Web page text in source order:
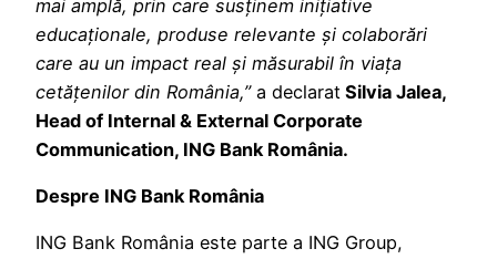
mai amplă, prin care susținem inițiative
educaționale, produse relevante și colaborări
care au un impact real și măsurabil în viața
cetățenilor din România,”a declarat Silvia Jalea,
Head of Internal & External Corporate
Communication, ING Bank România.
Despre ING Bank România
ING Bank România este parte a ING Group,